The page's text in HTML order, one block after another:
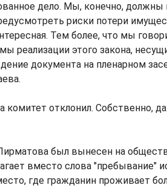
дело. Мы, конечно,
риски потери
Тем более, что мы
реализации этого закона,
документа на пленарном
комитет отклонил. Собственно,
был вынесен на
вместо слова "пребывание"
где гражданин проживает